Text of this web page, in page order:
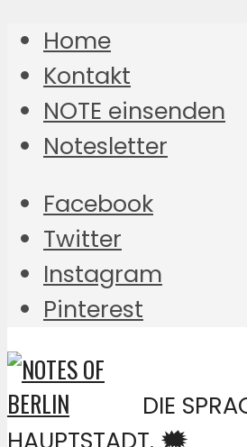
Home
Kontakt
NOTE einsenden
Notesletter
Facebook
Twitter
Instagram
Pinterest
DIE
HAUPTSTADT. 🗯️